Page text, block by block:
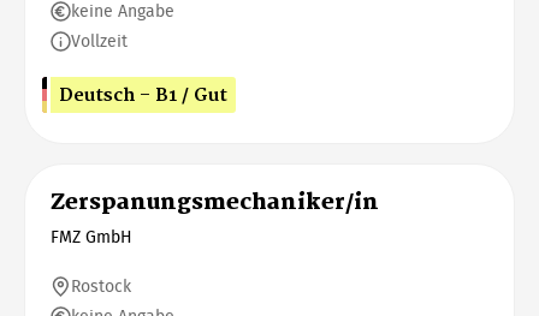
keine Angabe
Vollzeit
Deutsch - B1 / Gut
Zerspanungsmechaniker/in
FMZ GmbH
Rostock